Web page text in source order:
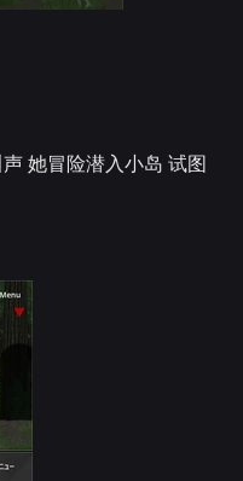
她冒险潜入小岛 试图